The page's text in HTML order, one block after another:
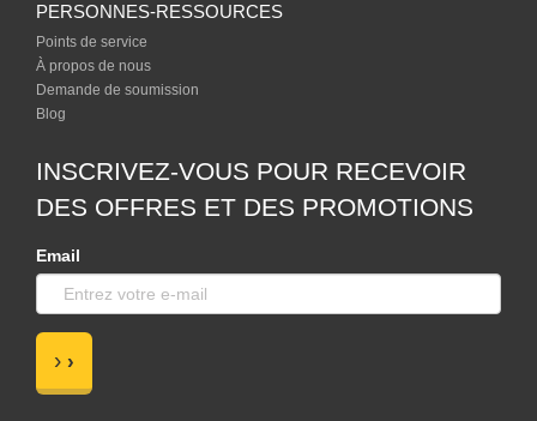
PERSONNES-RESSOURCES
Points de service
À propos de nous
Demande de soumission
Blog
INSCRIVEZ-VOUS POUR RECEVOIR
DES OFFRES ET DES PROMOTIONS
Email
›